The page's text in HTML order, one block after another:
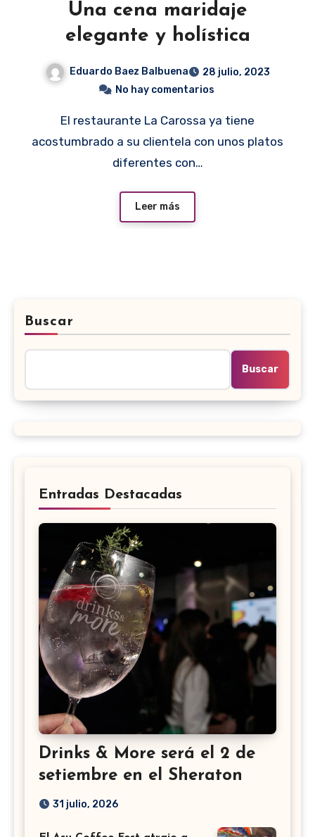
Una cena maridaje
elegante y holística
Eduardo Baez Balbuena
28 julio, 2023
No hay comentarios
El restaurante La Carossa ya tiene
acostumbrado a su clientela con unos platos
diferentes con…
Leer más
Buscar
Buscar
Entradas Destacadas
Drinks & More será el 2 de
setiembre en el Sheraton
31 julio, 2026